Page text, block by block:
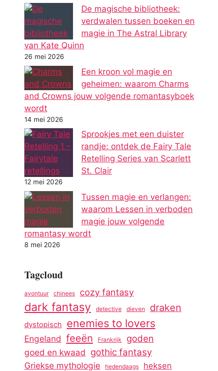
De magische bibliotheek:
verdwalen tussen boeken en
magie in The Astral Library
van Kate Quinn
26 mei 2026
Een kroon vol magie en
geheimen: waarom Charms
and Crowns jouw volgende romantasyboek
wordt
14 mei 2026
Sprookjes met een duister
randje: ontdek de Fairy Tale
Retelling Series van Scarlett
St. Clair
12 mei 2026
Tussen magie en verlangen:
waarom Lessen in verboden
magie jouw volgende
romantasy wordt
8 mei 2026
Tagcloud
avontuur chinees cozy fantasy
dark fantasy detective dieven draken
dystopisch enemies to lovers
Engeland feeën Frankrijk goden
goed en kwaad gothic fantasy
Griekse mythologie hedendaags heksen